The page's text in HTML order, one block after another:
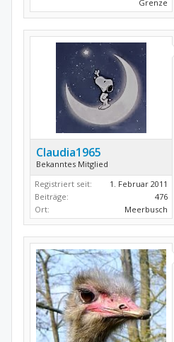
Grenze
Claudia1965
Bekanntes Mitglied
Registriert seit:
1. Februar 2011
Beiträge:
476
Ort:
Meerbusch